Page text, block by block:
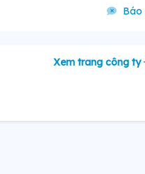
Báo
Xem trang công ty